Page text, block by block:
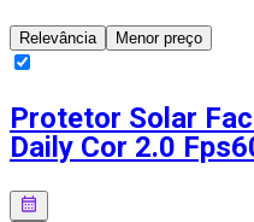
Relevância Menor preço
Protetor Solar
Daily Cor 2.0